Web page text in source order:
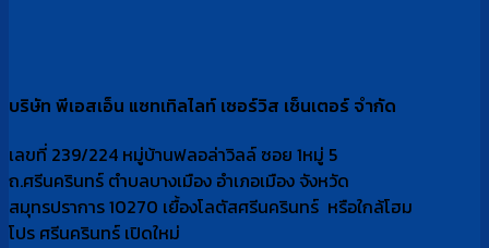
บริษัท พีเอสเอ็น แซทเทิลไลท์ เซอร์วิส เซ็นเตอร์ จำกัด
เลขที่ 239/224 หมู่บ้านฟลอล่าวิลล์ ซอย 1หมู่ 5
ถ.ศรีนครินทร์ ตำบลบางเมือง อำเภอเมือง จังหวัด
สมุทรปราการ 10270 เยื้องโลตัสศรีนครินทร์ หรือใกล้โฮม
โปร ศรีนครินทร์ เปิดใหม่